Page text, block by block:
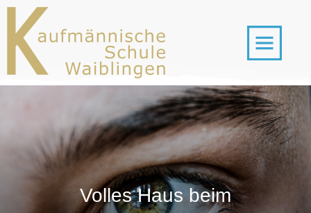
Volles Haus beim